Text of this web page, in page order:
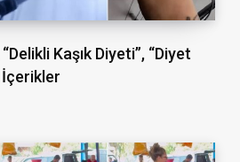
Kaşık Diyeti”, “Diyet
İçerikler